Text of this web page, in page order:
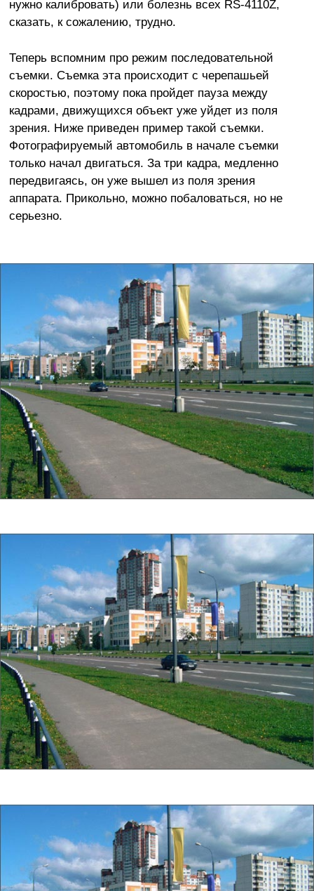
нужно калибровать) или болезнь всех RS-4110Z,
сказать, к сожалению, трудно.
Теперь вспомним про режим последовательной
съемки. Съемка эта происходит с черепашьей
скоростью, поэтому пока пройдет пауза между
кадрами, движущихся объект уже уйдет из поля
зрения. Ниже приведен пример такой съемки.
Фотографируемый автомобиль в начале съемки
только начал двигаться. За три кадра, медленно
передвигаясь, он уже вышел из поля зрения
аппарата. Прикольно, можно побаловаться, но не
серьезно.